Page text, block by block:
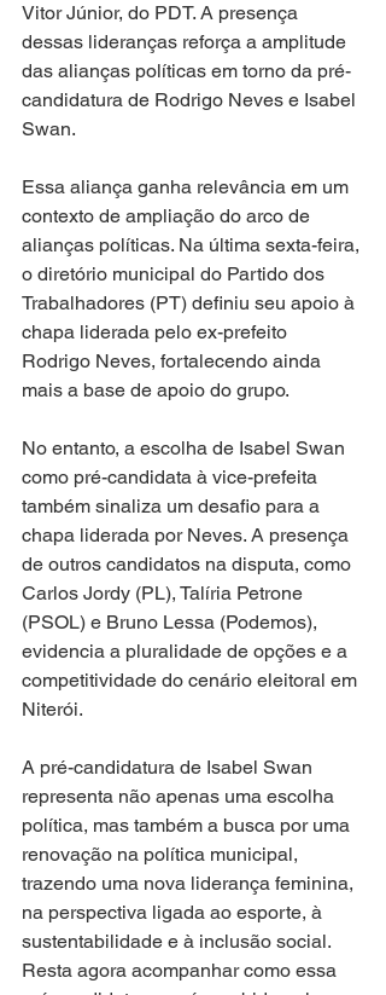
Vitor Júnior, do PDT. A presença
dessas lideranças reforça a amplitude
das alianças políticas em torno da pré-
candidatura de Rodrigo Neves e Isabel
Swan.
Essa aliança ganha relevância em um
contexto de ampliação do arco de
alianças políticas. Na última sexta-feira,
o diretório municipal do Partido dos
Trabalhadores (PT) definiu seu apoio à
chapa liderada pelo ex-prefeito
Rodrigo Neves, fortalecendo ainda
mais a base de apoio do grupo.
No entanto, a escolha de Isabel Swan
como pré-candidata à vice-prefeita
também sinaliza um desafio para a
chapa liderada por Neves. A presença
de outros candidatos na disputa, como
Carlos Jordy (PL), Talíria Petrone
(PSOL) e Bruno Lessa (Podemos),
evidencia a pluralidade de opções e a
competitividade do cenário eleitoral em
Niterói.
A pré-candidatura de Isabel Swan
representa não apenas uma escolha
política, mas também a busca por uma
renovação na política municipal,
trazendo uma nova liderança feminina,
na perspectiva ligada ao esporte, à
sustentabilidade e à inclusão social.
Resta agora acompanhar como essa